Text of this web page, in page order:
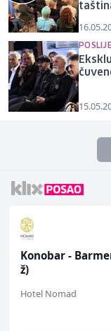
Konobar -
ž)
Hotel Nomad